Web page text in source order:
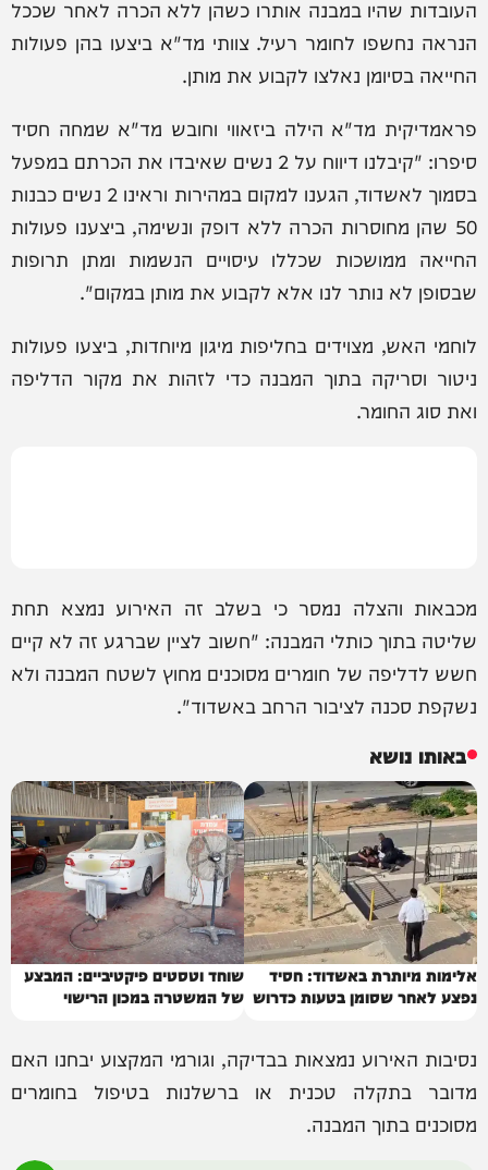
העובדות שהיו במבנה אותרו כשהן ללא הכרה לאחר שככל
הנראה נחשפו לחומר רעיל. צוותי מד"א ביצעו בהן פעולות
החייאה בסיומן נאלצו לקבוע את מותן.
פראמדיקית מד"א הילה ביזאווי וחובש מד"א שמחה חסיד
סיפרו: "קיבלנו דיווח על 2 נשים שאיבדו את הכרתם במפעל
בסמוך לאשדוד, הגענו למקום במהירות וראינו 2 נשים כבנות
50 שהן מחוסרות הכרה ללא דופק ונשימה, ביצענו פעולות
החייאה ממושכות שכללו עיסויים הנשמות ומתן תרופות
שבסופן לא נותר לנו אלא לקבוע את מותן במקום".
לוחמי האש, מצוידים בחליפות מיגון מיוחדות, ביצעו פעולות
ניטור וסריקה בתוך המבנה כדי לזהות את מקור הדליפה
ואת סוג החומר.
מכבאות והצלה נמסר כי בשלב זה האירוע נמצא תחת
שליטה בתוך כותלי המבנה: "חשוב לציין שברגע זה לא קיים
חשש לדליפה של חומרים מסוכנים מחוץ לשטח המבנה ולא
נשקפת סכנה לציבור הרחב באשדוד".
באותו נושא
אלימות מיותרת באשדוד: חסיד
נפצע לאחר שסומן בטעות כדרוש
שוחד וטסטים פיקטיביים: המבצע
של המשטרה במכון הרישוי
נסיבות האירוע נמצאות בבדיקה, וגורמי המקצוע יבחנו האם
מדובר בתקלה טכנית או ברשלנות בטיפול בחומרים
מסוכנים בתוך המבנה.